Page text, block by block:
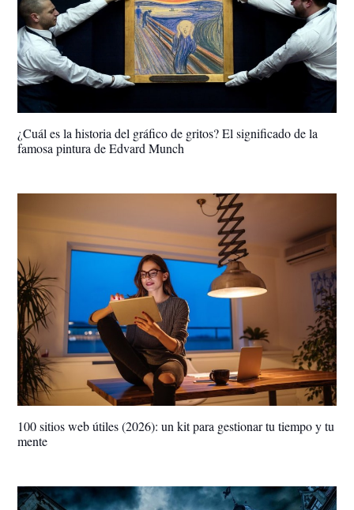
¿Cuál es la historia del gráfico de gritos? El significado de la
famosa pintura de Edvard Munch
100 sitios web útiles (2026): un kit para gestionar tu tiempo y tu
mente